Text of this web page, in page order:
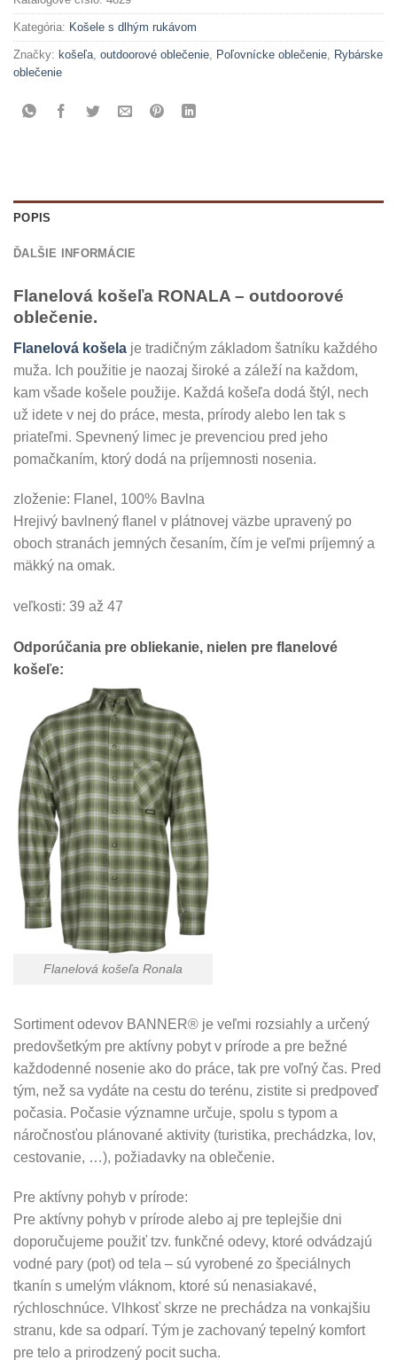
Kategória: Košele s dlhým rukávom
Značky: košeľa, outdoorové oblečenie, Poľovnícke oblečenie, Rybárske
oblečenie
POPIS
ĎALŠIE INFORMÁCIE
Flanelová košeľa RONALA – outdoorové
oblečenie.
Flanelová košela je tradičným základom šatníku každého
muža. Ich použitie je naozaj široké a záleží na každom,
kam všade košele použije. Každá košeľa dodá štýl, nech
už idete v nej do práce, mesta, prírody alebo len tak s
priateľmi. Spevnený limec je prevenciou pred jeho
pomačkaním, ktorý dodá na príjemnosti nosenia.
zloženie: Flanel, 100% Bavlna
Hrejivý bavlnený flanel v plátnovej väzbe upravený po
oboch stranách jemných česaním, čím je veľmi príjemný a
mäkký na omak.
veľkosti: 39 až 47
Odporúčania pre obliekanie, nielen pre flanelové
košeľe:
Flanelová košeľa Ronala
Sortiment odevov BANNER® je veľmi rozsiahly a určený
predovšetkým pre aktívny pobyt v prírode a pre bežné
každodenné nosenie ako do práce, tak pre voľný čas. Pred
tým, než sa vydáte na cestu do terénu, zistite si predpoveď
počasia. Počasie významne určuje, spolu s typom a
náročnosťou plánované aktivity (turistika, prechádzka, lov,
cestovanie, …), požiadavky na oblečenie.
Pre aktívny pohyb v prírode:
Pre aktívny pohyb v prírode alebo aj pre teplejšie dni
doporučujeme použiť tzv. funkčné odevy, ktoré odvádzajú
vodné pary (pot) od tela – sú vyrobené zo špeciálnych
tkanín s umelým vláknom, ktoré sú nenasiakavé,
rýchloschnúce. Vlhkosť skrze ne prechádza na vonkajšiu
stranu, kde sa odparí. Tým je zachovaný tepelný komfort
pre telo a prirodzený pocit sucha.